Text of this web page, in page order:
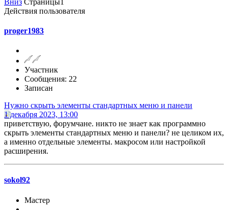
Действия пользователя
proger1983
Участник
Сообщения: 22
Записан
Нужно скрыть элементы стандартных меню и панели
1 декабря 2023, 13:00
приветствую, форумчане. никто не знает как программно
скрыть элементы стандартных меню и панели? не целиком их,
а именно отдельные элементы. макросом или настройкой
расширения.
sokol92
Мастер